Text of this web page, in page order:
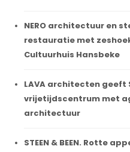
NERO architectuur en
restauratie met
Cultuurhuis Hansbeke
LAVA architecten
vrijetijdscentrum met
architectuur
STEEN & BEEN. Rotte